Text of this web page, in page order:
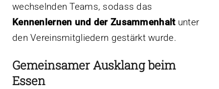
wechselnden Teams, sodass das
Kennenlernen und der Zusammenhaltunter
den Vereinsmitgliedern gestärkt wurde.
Gemeinsamer Ausklang beim
Essen